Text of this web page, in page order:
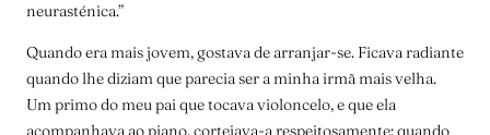
neurasténica.”
Quando era mais jovem, gostava de arranjar-se. Ficava radiante
quando lhe diziam que parecia ser a minha irmã mais velha.
Um primo do meu pai que tocava violoncelo, e que ela
acompanhava ao piano, cortejava-a respeitosamente: quando